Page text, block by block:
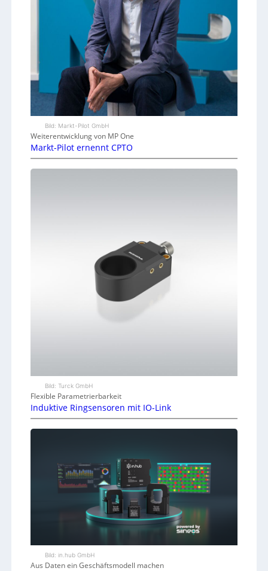
Bild: Markt-Pilot GmbH
Weiterentwicklung von MP One
Markt-Pilot ernennt CPTO
Bild: Turck GmbH
Flexible Parametrierbarkeit
Induktive Ringsensoren mit IO-Link
Bild: in.hub GmbH
Aus Daten ein Geschäftsmodell machen